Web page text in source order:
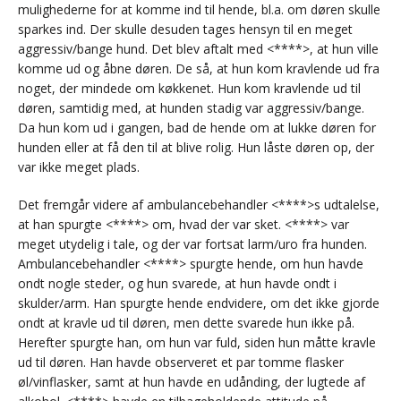
mulighederne for at komme ind til hende, bl.a. om døren skulle
sparkes ind. Der skulle desuden tages hensyn til en meget
aggressiv/bange hund. Det blev aftalt med <****>, at hun ville
komme ud og åbne døren. De så, at hun kom kravlende ud fra
noget, der mindede om køkkenet. Hun kom kravlende ud til
døren, samtidig med, at hunden stadig var aggressiv/bange.
Da hun kom ud i gangen, bad de hende om at lukke døren for
hunden eller at få den til at blive rolig. Hun låste døren op, der
var ikke meget plads.
Det fremgår videre af ambulancebehandler <****>s udtalelse,
at han spurgte <****> om, hvad der var sket. <****> var
meget utydelig i tale, og der var fortsat larm/uro fra hunden.
Ambulancebehandler <****> spurgte hende, om hun havde
ondt nogle steder, og hun svarede, at hun havde ondt i
skulder/arm. Han spurgte hende endvidere, om det ikke gjorde
ondt at kravle ud til døren, men dette svarede hun ikke på.
Herefter spurgte han, om hun var fuld, siden hun måtte kravle
ud til døren. Han havde observeret et par tomme flasker
øl/vinflasker, samt at hun havde en udånding, der lugtede af